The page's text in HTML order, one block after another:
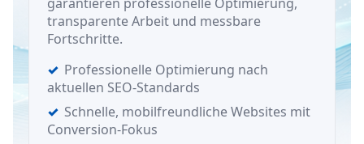
transparente Arbeit und messbare
Fortschritte.
Professionelle Optimierung nach
aktuellen SEO-Standards
Schnelle, mobilfreundliche Websites mit
Conversion-Fokus